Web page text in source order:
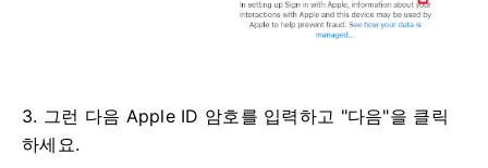
3. 그런 다음 Apple ID 암호를 입력하고 "다음"을 클릭
하세요.